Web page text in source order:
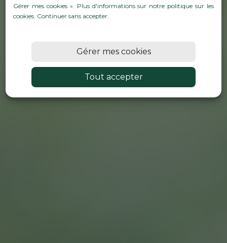
En savoirs plus
Gérer mes cookies ». Plus d'informations sur notre politique sur les
cookies. Continuer sans accepter.
Gérer mes cookies
Tout accepter